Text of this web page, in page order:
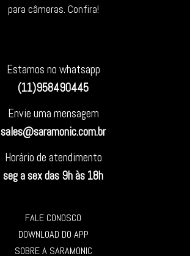
para câmeras. Confira!
Estamos no whatsapp
(11)958490445
Envie uma mensagem
sales@saramonic.com.br
Horário de atendimento
seg a sex das 9h às 18h
FALE CONOSCO
DOWNLOAD DO APP
SOBRE A SARAMONIC